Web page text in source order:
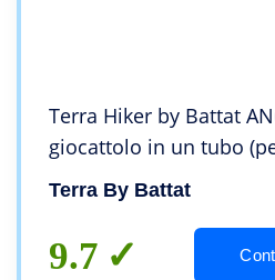
Terra Hiker by Battat
giocattolo in un tubo
Terra By Battat
9.7